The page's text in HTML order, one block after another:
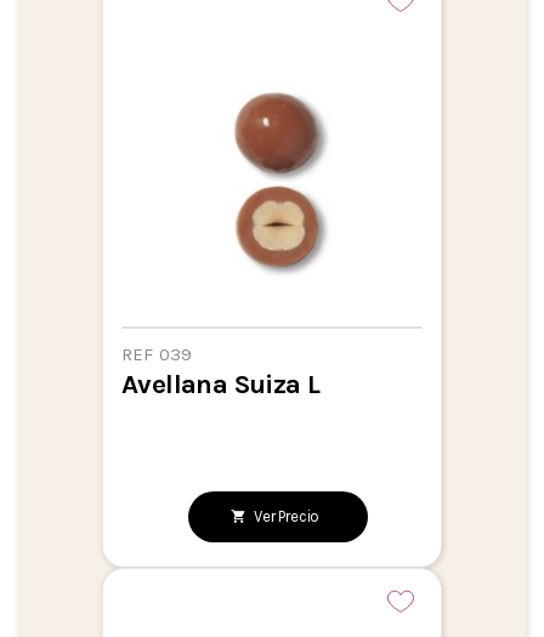
REF 039
Avellana Suiza L
Ver Precio